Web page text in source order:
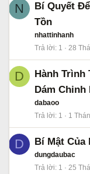
N
Bí Quyết
Tồn
nhattinhanh
Trả lời 1 28
D
Hành Trình
Dám Chinh
dabaoo
Trả lời 1 1
D Bí Mật Của
dungdaubac
Trả lời 1 25